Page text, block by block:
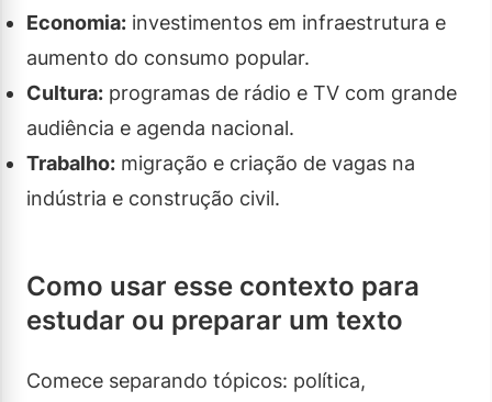
Economia: investimentos em infraestrutura e
aumento do consumo popular.
Cultura: programas de rádio e TV com grande
audiência e agenda nacional.
Trabalho: migração e criação de vagas na
indústria e construção civil.
Como usar esse contexto para
estudar ou preparar um texto
Comece separando tópicos: política,